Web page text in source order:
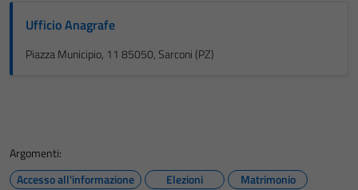
Ufficio Anagrafe
Piazza Municipio, 11 85050, Sarconi (PZ)
Argomenti:
Accesso all'informazione
Elezioni
Matrimonio